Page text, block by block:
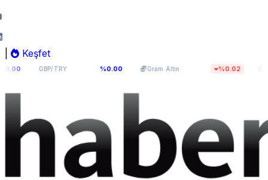
Keşfet
GBP/TRY 64,0893 %0.00 Gram Altın6.003,39 BTC